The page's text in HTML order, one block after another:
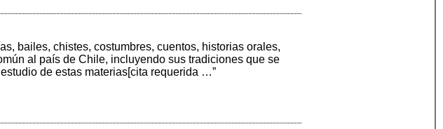
bailes, chistes, costumbres, cuentos, historias orales,
al país de Chile, incluyendo sus tradiciones que se
de estas materias[cita requerida …”